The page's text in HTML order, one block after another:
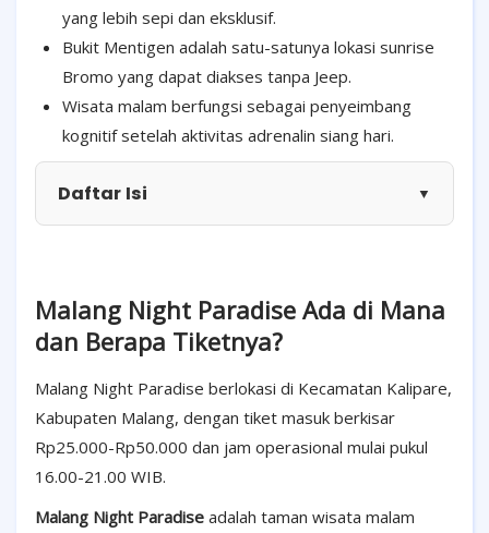
yang lebih sepi dan eksklusif.
Bukit Mentigen adalah satu-satunya lokasi sunrise
Bromo yang dapat diakses tanpa Jeep.
Wisata malam berfungsi sebagai penyeimbang
kognitif setelah aktivitas adrenalin siang hari.
Daftar Isi ▼
Malang Night Paradise Ada di Mana
dan Berapa Tiketnya?
Malang Night Paradise berlokasi di Kecamatan Kalipare,
Kabupaten Malang, dengan tiket masuk berkisar
Rp25.000-Rp50.000 dan jam operasional mulai pukul
16.00-21.00 WIB.
Malang Night Paradise adalah taman wisata malam